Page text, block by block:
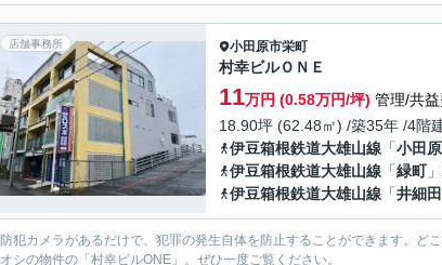
店舗事務所 小田原市栄町
村幸ビルＯＮＥ
11万円 (0.58万円/坪) 管理/共
18.90坪 (62.48㎡) /築35年 /4階
伊豆箱根鉄道大雄山線 「小田原
伊豆箱根鉄道大雄山線 「緑町
伊豆箱根鉄道大雄山線 「井細田
防犯カメラがあるだけで、犯罪の発生自体を防止することができます。
オシの物件の「村幸ビルONE」。ぜひ一度ご覧ください。